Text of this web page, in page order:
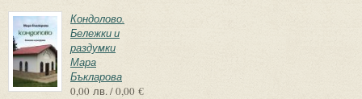
Кондолово.
Бележки и
раздумки
Мара
Бъкларова
0,00 лв. / 0,00 €